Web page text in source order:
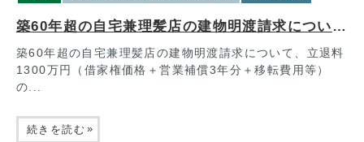
築60年超の自宅兼理髪店の建物明渡請求について、立退料1300万円（借家権価格＋営業補償3年分＋移転費用等）の支払と引換えに明渡しを命じた裁判例
築60年超の自宅兼理髪店の建物明渡請求について、立退料
1300万円（借家権価格＋営業補償3年分＋移転費用等）
の...
続きを読む »